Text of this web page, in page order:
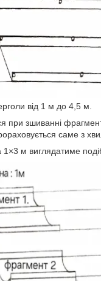
від 1 м до 4,5 м.
при зшиванні
саме з
1×3 м виглядатиме